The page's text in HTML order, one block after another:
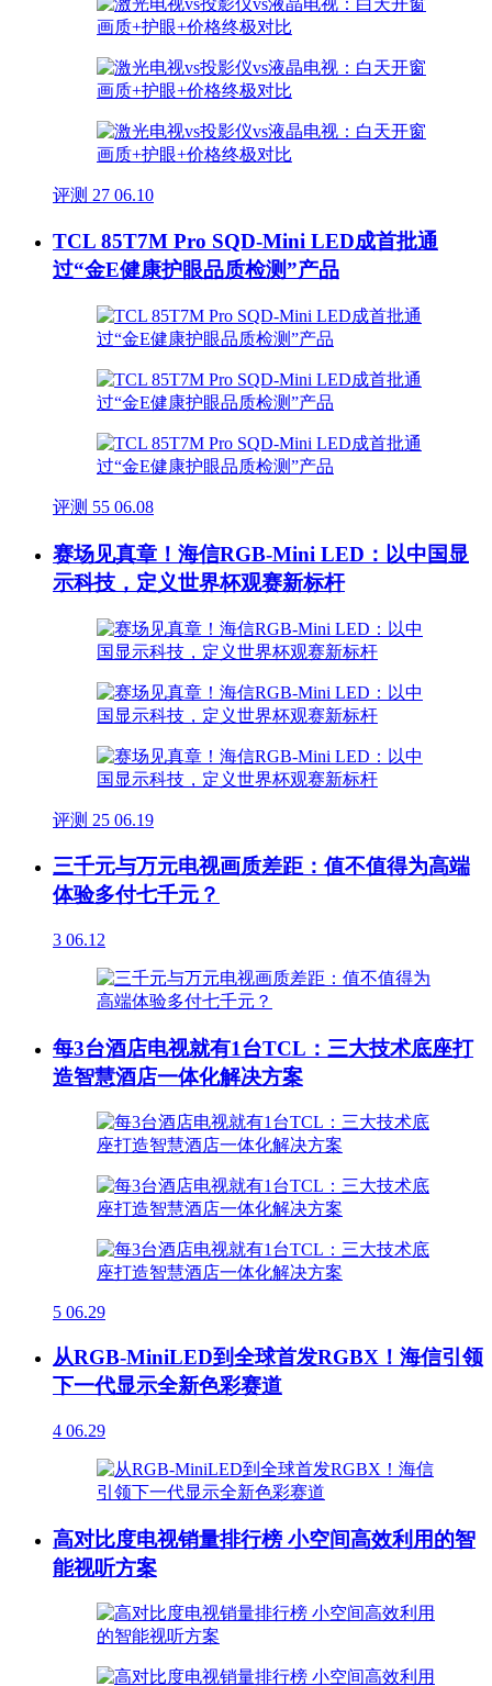
评测 27 06.10
TCL 85T7M Pro SQD-Mini LED成首批通
过“金E健康护眼品质检测”产品
评测 55 06.08
赛场见真章！海信RGB-Mini LED：以中国显
示科技，定义世界杯观赛新标杆
评测 25 06.19
三千元与万元电视画质差距：值不值得为高端
体验多付七千元？
3 06.12
每3台酒店电视就有1台TCL：三大技术底座打
造智慧酒店一体化解决方案
5 06.29
从RGB-MiniLED到全球首发RGBX！海信引领
下一代显示全新色彩赛道
4 06.29
高对比度电视销量排行榜 小空间高效利用的智
能视听方案